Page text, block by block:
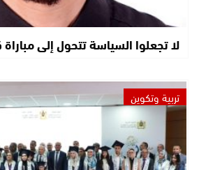
لا تجعلوا السياسة تتحول إلى
تربية وتكوين